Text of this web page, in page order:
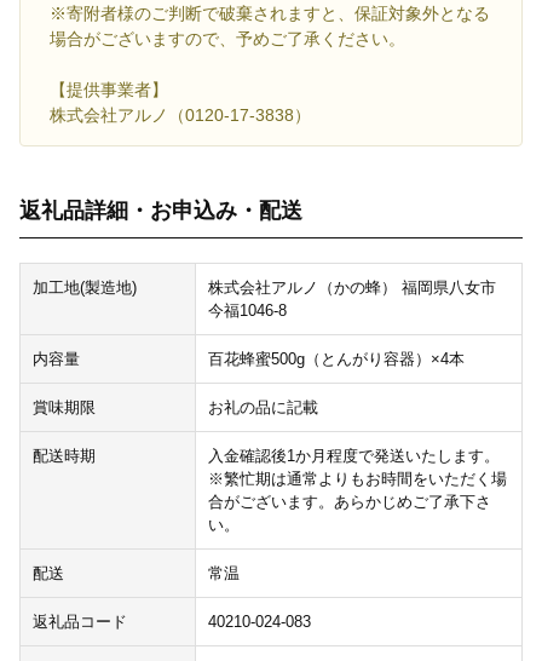
※寄附者様のご判断で破棄されますと、保証対象外となる
場合がございますので、予めご了承ください。
【提供事業者】
株式会社アルノ（0120-17-3838）
返礼品詳細・お申込み・配送
加工地(製造地)
株式会社アルノ（かの蜂） 福岡県八女市
今福1046-8
内容量 百花蜂蜜500g（とんがり容器）×4本
賞味期限 お礼の品に記載
配送時期
入金確認後1か月程度で発送いたします。
※繁忙期は通常よりもお時間をいただく場
合がございます。あらかじめご了承下さ
い。
配送 常温
返礼品コード 40210-024-083